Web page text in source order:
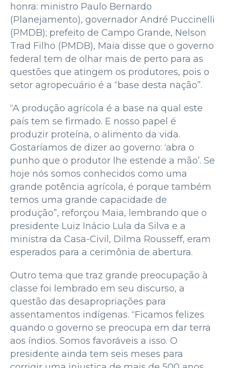
honra: ministro Paulo Bernardo
(Planejamento), governador André Puccinelli
(PMDB); prefeito de Campo Grande, Nelson
Trad Filho (PMDB), Maia disse que o governo
federal tem de olhar mais de perto para as
questões que atingem os produtores, pois o
setor agropecuário é a “base desta nação”.
“A produção agrícola é a base na qual este
país tem se firmado. E nosso papel é
produzir proteína, o alimento da vida.
Gostaríamos de dizer ao governo: ‘abra o
punho que o produtor lhe estende a mão’. Se
hoje nós somos conhecidos como uma
grande potência agrícola, é porque também
temos uma grande capacidade de
produção”, reforçou Maia, lembrando que o
presidente Luiz Inácio Lula da Silva e a
ministra da Casa-Civil, Dilma Rousseff, eram
esperados para a cerimônia de abertura.
Outro tema que traz grande preocupação à
classe foi lembrado em seu discurso, a
questão das desapropriações para
assentamentos indígenas. “Ficamos felizes
quando o governo se preocupa em dar terra
aos índios. Somos favoráveis a isso. O
presidente ainda tem seis meses para